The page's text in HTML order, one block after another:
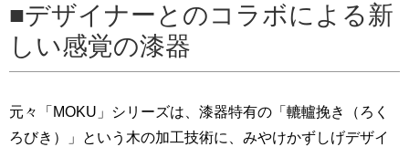
デザイナーとのコラボによる新
しい感覚の漆器
元々「MOKU」シリーズは、漆器特有の「轆轤挽き（ろく
ろびき）」という木の加工技術に、みやけかずしげデザイ